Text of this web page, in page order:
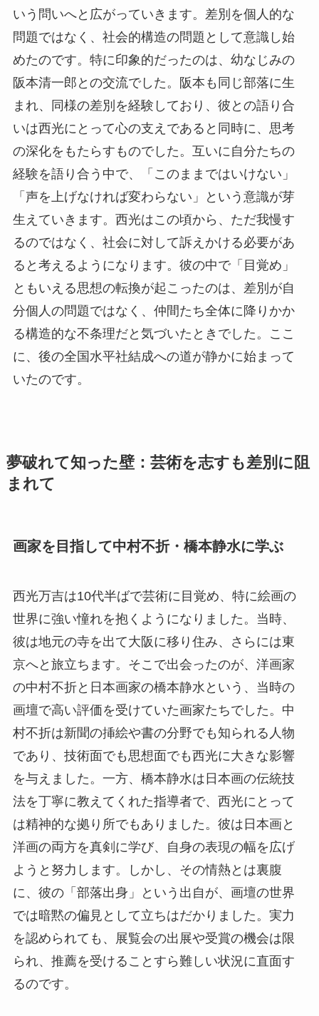
いう問いへと広がっていきます。差別を個人的な
問題ではなく、社会的構造の問題として意識し始
めたのです。特に印象的だったのは、幼なじみの
阪本清一郎との交流でした。阪本も同じ部落に生
まれ、同様の差別を経験しており、彼との語り合
いは西光にとって心の支えであると同時に、思考
の深化をもたらすものでした。互いに自分たちの
経験を語り合う中で、「このままではいけない」
「声を上げなければ変わらない」という意識が芽
生えていきます。西光はこの頃から、ただ我慢す
るのではなく、社会に対して訴えかける必要があ
ると考えるようになります。彼の中で「目覚め」
ともいえる思想の転換が起こったのは、差別が自
分個人の問題ではなく、仲間たち全体に降りかか
る構造的な不条理だと気づいたときでした。ここ
に、後の全国水平社結成への道が静かに始まって
いたのです。
夢破れて知った壁：芸術を志すも差別に阻
まれて
画家を目指して中村不折・橋本静水に学ぶ
西光万吉は10代半ばで芸術に目覚め、特に絵画の
世界に強い憧れを抱くようになりました。当時、
彼は地元の寺を出て大阪に移り住み、さらには東
京へと旅立ちます。そこで出会ったのが、洋画家
の中村不折と日本画家の橋本静水という、当時の
画壇で高い評価を受けていた画家たちでした。中
村不折は新聞の挿絵や書の分野でも知られる人物
であり、技術面でも思想面でも西光に大きな影響
を与えました。一方、橋本静水は日本画の伝統技
法を丁寧に教えてくれた指導者で、西光にとって
は精神的な拠り所でもありました。彼は日本画と
洋画の両方を真剣に学び、自身の表現の幅を広げ
ようと努力します。しかし、その情熱とは裏腹
に、彼の「部落出身」という出自が、画壇の世界
では暗黙の偏見として立ちはだかりました。実力
を認められても、展覧会の出展や受賞の機会は限
られ、推薦を受けることすら難しい状況に直面す
るのです。